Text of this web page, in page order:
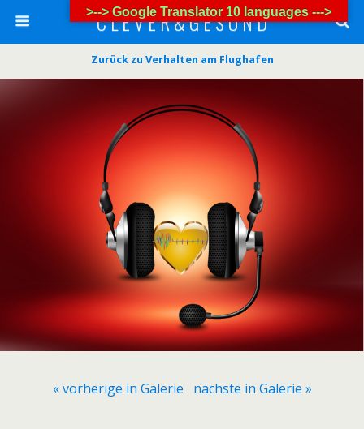
C L E V E R & G E S U N D
Zurück zu Verhalten am Flughafen
« vorherige in Galerie nächste in Galerie »
>--> Google Translator 10 languages --->